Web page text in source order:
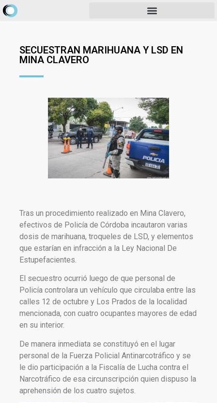
SECUESTRAN MARIHUANA Y LSD EN
MINA CLAVERO
Tras un procedimiento realizado en Mina Clavero,
efectivos de Policía de Córdoba incautaron varias
dosis de marihuana, troqueles de LSD, y elementos
que estarían en infracción a la Ley Nacional De
Estupefacientes.
El secuestro ocurrió luego de que personal de
Policía controlara un vehículo que circulaba entre las
calles 12 de octubre y Los Prados de la localidad
mencionada, con cuatro ocupantes mayores de edad
en su interior.
De manera inmediata se constituyó en el lugar
personal de la Fuerza Policial Antinarcotráfico y se
le dio participación a la Fiscalía de Lucha contra el
Narcotráfico de esa circunscripción quien dispuso la
aprehensión de los cuatro sujetos.